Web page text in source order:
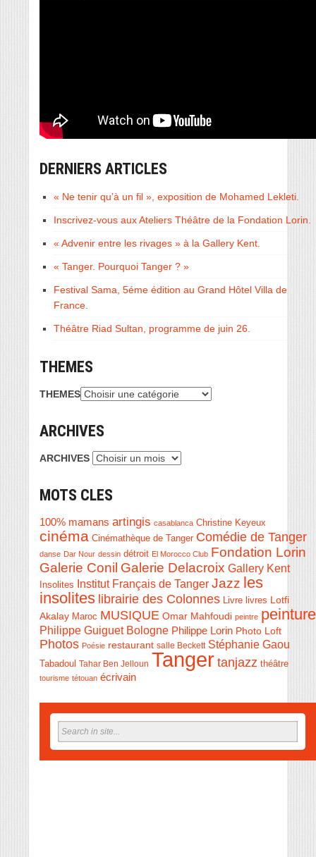
DERNIERS ARTICLES
« Ne tenir qu’à un fil », exposition de Mohamed Lekleti.
Inscrivez-vous aux Ateliers Théâtre de la Fondation Lorin.
« Advenir entre les rivages » à la Gallery Kent.
« Tanger. Pourquoi Tanger ? »
Festival Sama, 5éme édition au Grand Hôtel Villa de
France.
Théâtre Riad Sultan, programme de juin 26.
THEMES
THEMES
ARCHIVES
ARCHIVES
MOTS CLES
100% mamans artingis casablanca Christine Keyeux
cinéma Cinémathèque de Tanger Comédie de Tanger
danse Dar Nour dessin détroit El Morocco Club Fondation Lorin
Galerie Conil Galerie Delacroix Gallery Kent
Insolites Institut Français de Tanger Jazz les
insolites librairie des Colonnes Livre livres Lotfi
Akalay Maroc MUSIQUE Omar Mahfoudi peintre peinture
Philippe Guiguet Bologne Philippe Lorin Photo Loft
Photos Poésie restaurant salle Beckett Stéphanie Gaou
Tabadoul Tahar Ben Jelloun Tanger tanjazz théâtre
tourisme tétouan écrivain